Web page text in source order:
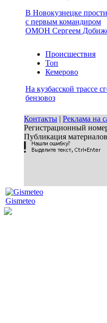
В Новокузнецке
с первым командиром
ОМОН Сергеем
Происшествия
Топ
Кемерово
На кузбасской трассе
бензовоз
Контакты | Реклама на
Регистрационный
Публикация
Gismeteo